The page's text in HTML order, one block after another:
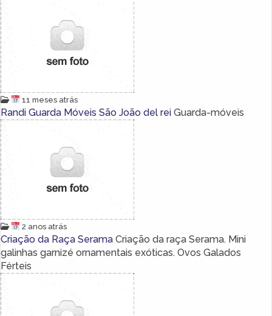
11 meses atrás
Randi Guarda Móveis São João del rei Guarda-móveis
2 anos atrás
Criação da Raça Serama Criação da raça Serama. Mini
galinhas garnizé ornamentais exóticas. Ovos Galados
Férteis